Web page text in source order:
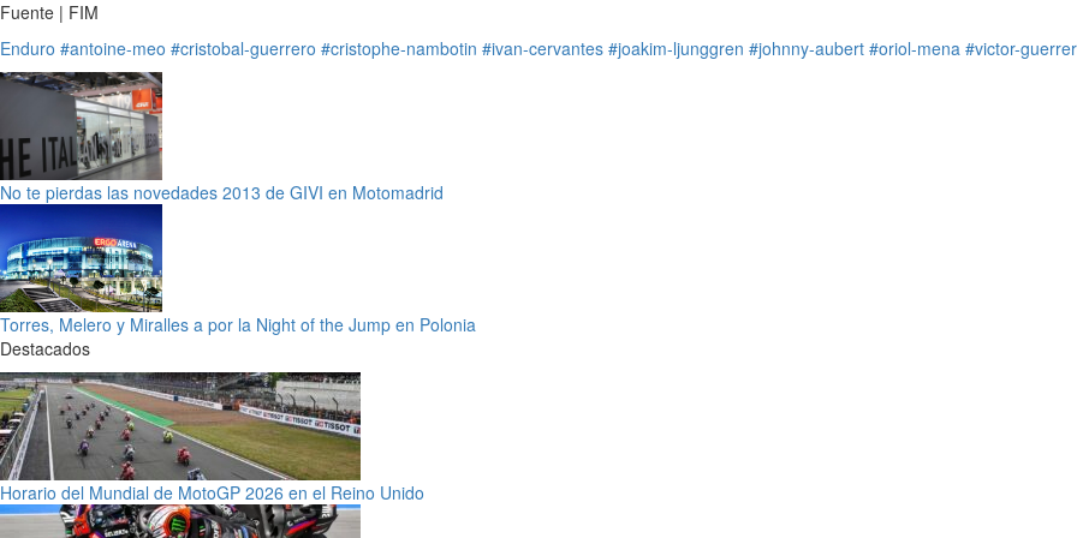
Fuente | FIM
Enduro #antoine-meo #cristobal-guerrero #cristophe-nambotin #ivan-cervantes #joakim-ljunggren #johnny-aubert #oriol-mena #victor-
No te pierdas las novedades 2013 de GIVI en Motomadrid
Torres, Melero y Miralles a por la Night of the Jump en Polonia
Destacados
Horario del Mundial de MotoGP 2026 en el Reino Unido